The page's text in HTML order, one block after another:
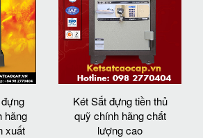
hãng
xuất
Két Sắt đựng tiền thủ
quỹ chính hãng chất
lượng cao